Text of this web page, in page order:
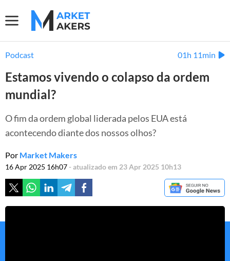
Podcast 01h 11min
Estamos vivendo o colapso da ordem
mundial?
O fim da ordem global liderada pelos EUA está
acontecendo diante dos nossos olhos?
Por Market Makers
16 Apr 2025 16h07- atualizado em 23 Apr 2025 10h13